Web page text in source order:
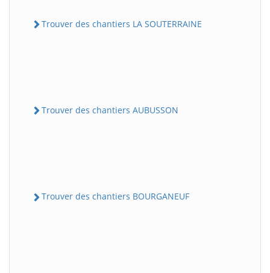
Trouver des chantiers LA SOUTERRAINE
Trouver des chantiers AUBUSSON
Trouver des chantiers BOURGANEUF